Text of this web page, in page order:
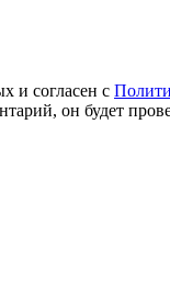
и согласен с
он будет